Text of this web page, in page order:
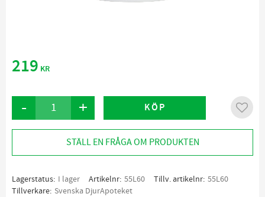
219 KR
+
- KÖP Lägg
STÄLL EN FRÅGA OM PRODUKTEN
Lagerstatus I lager Artikelnr 55L60 Tillv. artikelnr 55L60
Tillverkare Svenska DjurApoteket